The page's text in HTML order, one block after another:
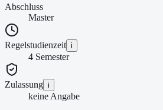
Abschluss
Master
Regelstudienzeit i
4 Semester
Zulassung i
keine Angabe